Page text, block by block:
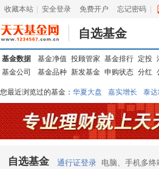
收藏本站 安全登录 免费开户 忘记密码
自选基金
基金数据 基金净值 投顾管家 基金排行 定投
基金公司
基金品种 新发基金 申购状态 分红
您最近浏览过的基金： 华夏大盘 嘉实增长 泰
信诚蓝筹 华夏优势 汇丰龙腾 华夏红利 易基
东吴动力
自选基金 通行证登录 电脑、手机多